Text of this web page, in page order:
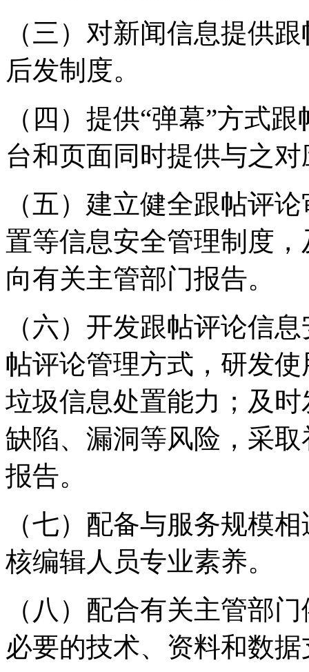
（三）对新闻信息提供
后发制度。
（四）提供“弹幕”方式
台和页面同时提供与之
（五）建立健全跟帖评
置等信息安全管理制度
向有关主管部门报告。
（六）开发跟帖评论信
帖评论管理方式，研发
垃圾信息处置能力；及
缺陷、漏洞等风险，采
报告。
（七）配备与服务规模
核编辑人员专业素养。
（八）配合有关主管部
必要的技术、资料和数